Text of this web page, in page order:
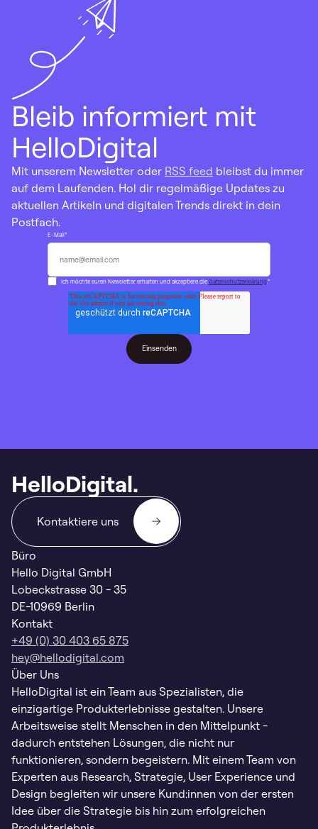
Bleib informiert mit
HelloDigital
Mit unserem Newsletter oder RSS feed bleibst du immer
auf dem Laufenden. Hol dir regelmäßige Updates zu
aktuellen Artikeln und digitalen Trends direkt in dein
Postfach.
E-Mail*
Ich möchte euren Newsletter erhalten und akzeptiere die Datenschutzerklärung.*
HelloDigital.
Kontaktiere uns
Über Uns
HelloDigital ist ein Team aus Spezialisten, die
einzigartige Produkterlebnisse gestalten. Unsere
Arbeitsweise stellt Menschen in den Mittelpunkt -
dadurch entstehen Lösungen, die nicht nur
funktionieren, sondern begeistern. Mit einem Team von
Experten aus Research, Strategie, User Experience und
Design begleiten wir unsere Kund:innen von der ersten
Idee über die Strategie bis hin zum erfolgreichen
Büro
Hello Digital GmbH
Lobeckstrasse 30 - 35
DE-10969 Berlin
Kontakt
+49 (0) 30 403 65 875
hey@hellodigital.com